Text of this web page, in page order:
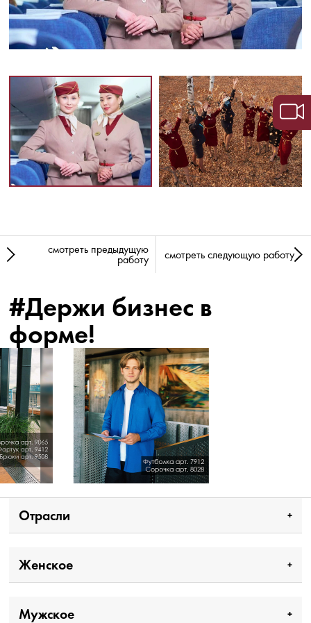
смотреть предыдущую
работу смотреть следующую работу
#Держи бизнес в
форме!
Отрасли
Женское
Мужское